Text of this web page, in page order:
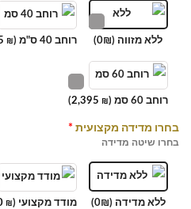
ללא מזווה (0₪) רוחב 40 ס"מ ( ₪
רוחב 60 סמ ( 2,395 ₪
)
בחרו מדידה מקצועית *
בחרו שיטה מדידה
ללא מדידה (0₪) מודד מקצועי ( ₪